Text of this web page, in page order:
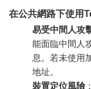
在公共網路下使用
易受中間人攻
能面臨中間人
息。若未使用
地址。
裝置定位風險